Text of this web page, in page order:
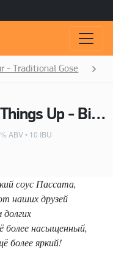
- Traditional Gose
Пиво Spice Things Up - Bierstaat
ABV • 10 IBU
соус Пассата,
наших друзей
более насыщенный,
более яркий!